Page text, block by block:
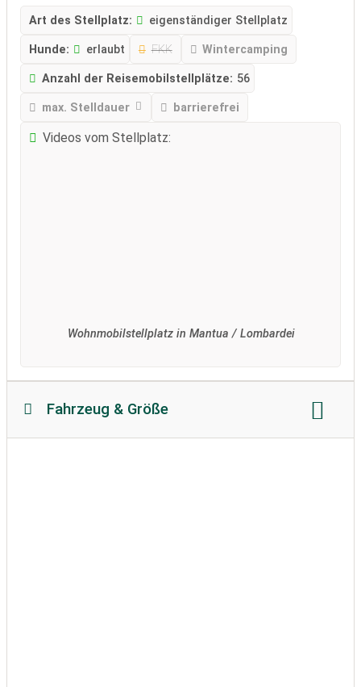
Art des Stellplatz: eigenständiger Stellplatz
Hunde: erlaubt FKK Wintercamping
Anzahl der Reisemobilstellplätze: 56
max. Stelldauer barrierefrei
Videos vom Stellplatz:
Wohnmobilstellplatz in Mantua / Lombardei
Fahrzeug & Größe